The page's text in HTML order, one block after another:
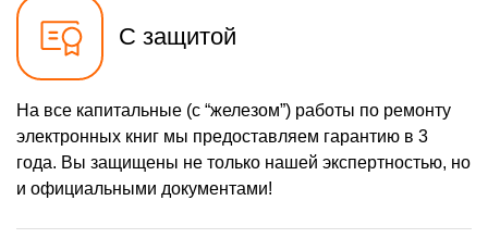
С защитой
На все капитальные (с “железом”) работы по ремонту
электронных книг мы предоставляем гарантию в 3
года. Вы защищены не только нашей экспертностью, но
и официальными документами!